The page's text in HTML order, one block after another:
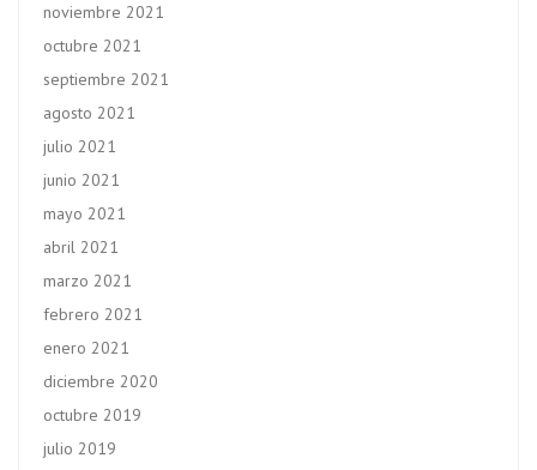
noviembre 2021
octubre 2021
septiembre 2021
agosto 2021
julio 2021
junio 2021
mayo 2021
abril 2021
marzo 2021
febrero 2021
enero 2021
diciembre 2020
octubre 2019
julio 2019